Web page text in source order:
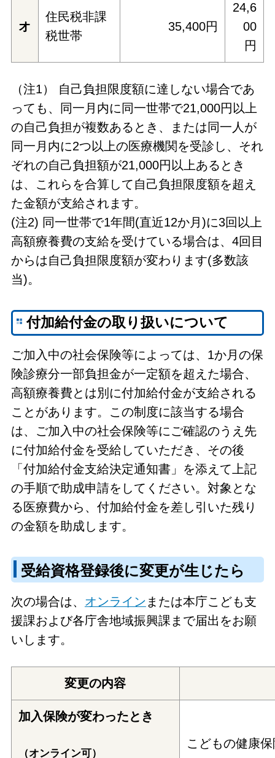
オ
住民税非課
税世帯
35,400円
24,6
00
円
（注1） 自己負担限度額に達しない場合であ
っても、同一月内に同一世帯で21,000円以上
の自己負担が複数あるとき、または同一人が
同一月内に2つ以上の医療機関を受診し、それ
ぞれの自己負担額が21,000円以上あるとき
は、これらを合算して自己負担限度額を超え
た金額が支給されます。
(注2) 同一世帯で1年間(直近12か月)に3回以上
高額療養費の支給を受けている場合は、4回目
からは自己負担限度額が変わります(多数該
当)。
付加給付金の取り扱いについて
ご加入中の社会保険等によっては、1か月の保
険診療分一部負担金が一定額を超えた場合、
高額療養費とは別に付加給付金が支給される
ことがあります。この制度に該当する場合
は、ご加入中の社会保険等にご確認のうえ先
に付加給付金を受給していただき、その後
「付加給付金支給決定通知書」を添えて上記
の手順で助成申請をしてください。対象とな
る医療費から、付加給付金を差し引いた残り
の金額を助成します。
受給資格登録後に変更が生じたら
次の場合は、 オンライン または本庁こども支
援課および各庁舎地域振興課まで届出をお願
いします。
変更の内容
加入保険が変わったとき
（オンライン可）
こどもの健康